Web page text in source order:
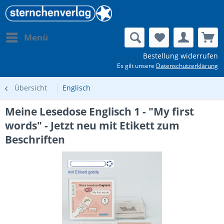
Menü
Bestellung widerrufen
Es gilt unsere Datenschutzerklärung
Übersicht Englisch
Meine Lesedose Englisch 1 - "My first
words" - Jetzt neu mit Etikett zum
Beschriften